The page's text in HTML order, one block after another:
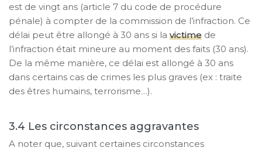
est de vingt ans (article 7 du code de procédure
pénale) à compter de la commission de l’infraction. Ce
délai peut être allongé à 30 ans si la victime de
l’infraction était mineure au moment des faits (30 ans).
De la même manière, ce délai est allongé à 30 ans
dans certains cas de crimes les plus graves (ex : traite
des êtres humains, terrorisme…).
Les circonstances aggravantes
A noter que, suivant certaines circonstances